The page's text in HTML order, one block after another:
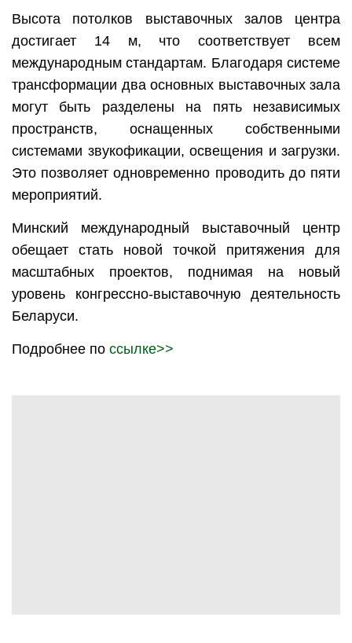
Высота потолков выставочных залов центра
достигает 14 м, что соответствует всем
международным стандартам. Благодаря системе
трансформации два основных выставочных зала
могут быть разделены на пять независимых
пространств, оснащенных собственными
системами звукофикации, освещения и загрузки.
Это позволяет одновременно проводить до пяти
мероприятий.
Минский международный выставочный центр
обещает стать новой точкой притяжения для
масштабных проектов, поднимая на новый
уровень конгрессно-выставочную деятельность
Беларуси.
Подробнее по ссылке>>